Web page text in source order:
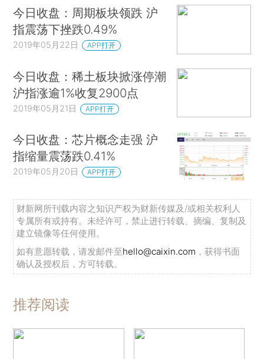
今日收盘：周期板块领跌 沪
指震荡下挫跌0.49%
2019年05月22日 APP打开
今日收盘：稀土板块掀涨停潮
沪指涨逾1%收复2900点
2019年05月21日 APP打开
今日收盘：芯片概念走强 沪
指缩量震荡跌0.41%
2019年05月20日 APP打开
财新网所刊载内容之知识产权为财新传媒及/或相关权利人
专属所有或持有。未经许可，禁止进行转载、摘编、复制及
建立镜像等任何使用。
如有意愿转载，请发邮件至hello@caixin.com ，获得书面
确认及授权后，方可转载。
推荐阅读